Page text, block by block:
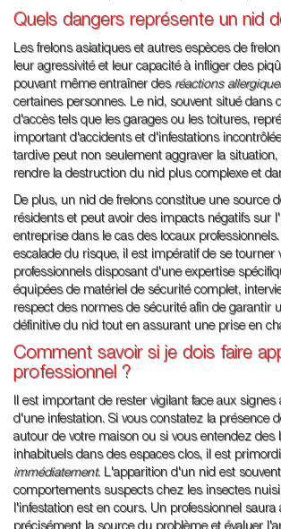
Quels dangers représente un nid
Les frelons asiatiques et autres espèces de
leur agressivité et leur capacité à infliger des
pouvant même entraîner des réactions
certaines personnes. Le nid, souvent situé dans
d'accès tels que les garages ou les toitures,
important d'accidents et d'infestations
tardive peut non seulement aggraver la
rendre la destruction du nid plus complexe et
De plus, un nid de frelons constitue une source
résidents et peut avoir des impacts négatifs sur
entreprise dans le cas des locaux
escalade du risque, il est impératif de se tourner
professionnels disposant d'une expertise
équipées de matériel de sécurité complet,
respect des normes de sécurité afin de garantir
définitive du nid tout en assurant une prise en
Comment savoir si je dois faire
professionnel ?
Il est important de rester vigilant face aux signes
d'une infestation. Si vous constatez la présence
autour de votre maison ou si vous entendez des
inhabituels dans des espaces clos, il est
immédiatement. L'apparition d'un nid est
comportements suspects chez les insectes
l'infestation est en cours. Un professionnel saura